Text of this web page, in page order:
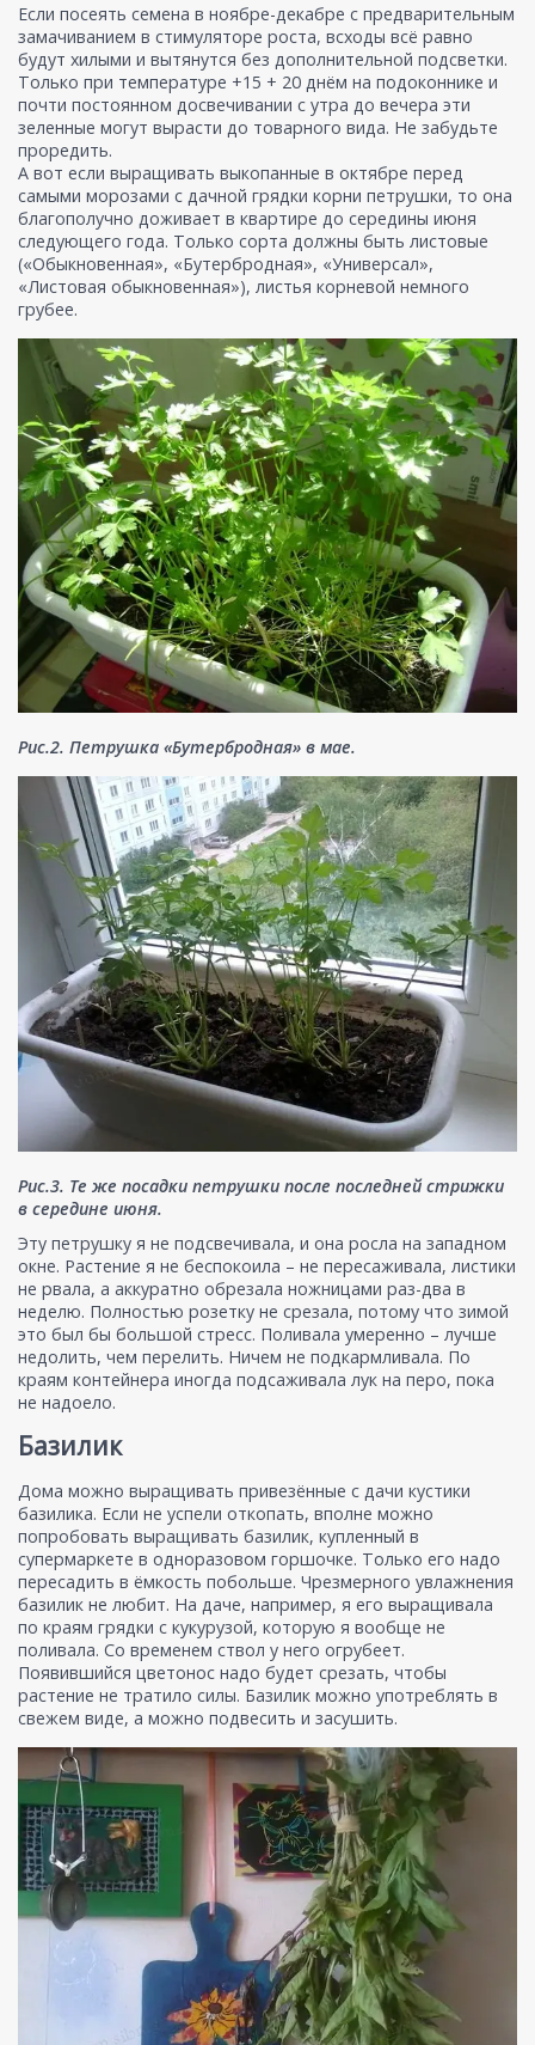
Если посеять семена в ноябре-декабре с предварительным
замачиванием в стимуляторе роста, всходы всё равно
будут хилыми и вытянутся без дополнительной подсветки.
Только при температуре +15 + 20 днём на подоконнике и
почти постоянном досвечивании с утра до вечера эти
зеленные могут вырасти до товарного вида. Не забудьте
проредить.
А вот если выращивать выкопанные в октябре перед
самыми морозами с дачной грядки корни петрушки, то она
благополучно доживает в квартире до середины июня
следующего года. Только сорта должны быть листовые
(«Обыкновенная», «Бутербродная», «Универсал»,
«Листовая обыкновенная»), листья корневой немного
грубее.
Рис.2. Петрушка «Бутербродная» в мае.
Рис.3. Те же посадки петрушки после последней стрижки
в середине июня.
Эту петрушку я не подсвечивала, и она росла на западном
окне. Растение я не беспокоила – не пересаживала, листики
не рвала, а аккуратно обрезала ножницами раз-два в
неделю. Полностью розетку не срезала, потому что зимой
это был бы большой стресс. Поливала умеренно – лучше
недолить, чем перелить. Ничем не подкармливала. По
краям контейнера иногда подсаживала лук на перо, пока
не надоело.
Базилик
Дома можно выращивать привезённые с дачи кустики
базилика. Если не успели откопать, вполне можно
попробовать выращивать базилик, купленный в
супермаркете в одноразовом горшочке. Только его надо
пересадить в ёмкость побольше. Чрезмерного увлажнения
базилик не любит. На даче, например, я его выращивала
по краям грядки с кукурузой, которую я вообще не
поливала. Со временем ствол у него огрубеет.
Появившийся цветонос надо будет срезать, чтобы
растение не тратило силы. Базилик можно употреблять в
свежем виде, а можно подвесить и засушить.